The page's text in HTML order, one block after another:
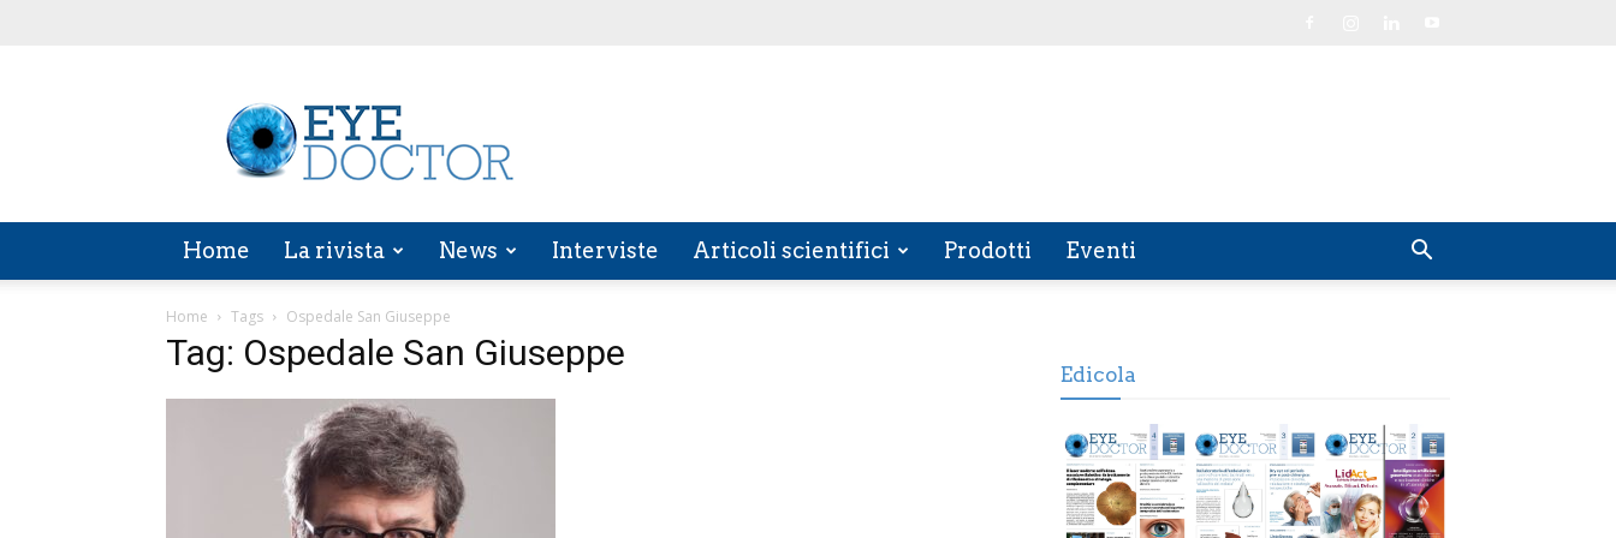
EYE
DOCTOR
Home La rivista News Interviste Articoli scientifici Prodotti Eventi
Home Tags Ospedale San Giuseppe
Tag: Ospedale San Giuseppe
Edicola